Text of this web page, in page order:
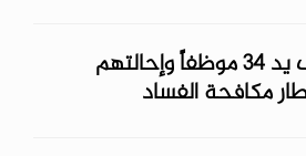
وزير المالية: كف يد 34 موظفاً وإحالتهم
مكافحة الفساد